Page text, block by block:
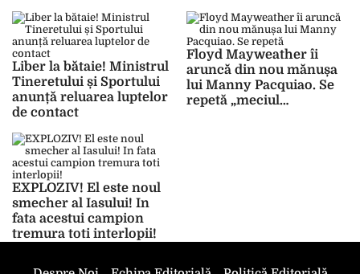
naveta de la 11 ani, ca să-
și împlinească visul –
FOTO
Liber la bătaie! Ministrul
Tineretului și Sportului
anunță reluarea luptelor
de contact
Floyd Mayweather îi
aruncă din nou mănușa
lui Manny Pacquiao. Se
repetă „meciul
EXPLOZIV! El este noul
smecher al Iasului! In
fata acestui campion
tremura toti interlopii!